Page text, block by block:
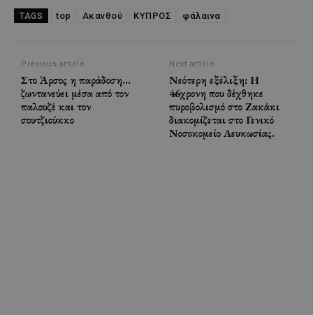
TAGS top Ακανθού ΚΥΠΡΟΣ φάλαινα
Previous article
Στο Άρσος η παράδοση…
ζωντανεύει μέσα από τον
παλουζέ και τον
σουτζιούκκο
Next article
Νεότερη εξέλιξη: Η
46χρονη που δέχθηκε
πυροβολισμό στο Ζακάκι
διακομίζεται στο Γενικό
Νοσοκομείο Λευκωσίας.